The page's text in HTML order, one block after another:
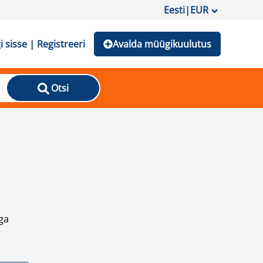
Eesti|EUR
sisse | Registreeri Avalda müügikuulutus
Otsi